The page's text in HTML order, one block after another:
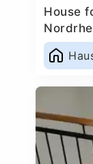
House